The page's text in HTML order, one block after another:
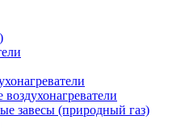
завесы (природный газ)